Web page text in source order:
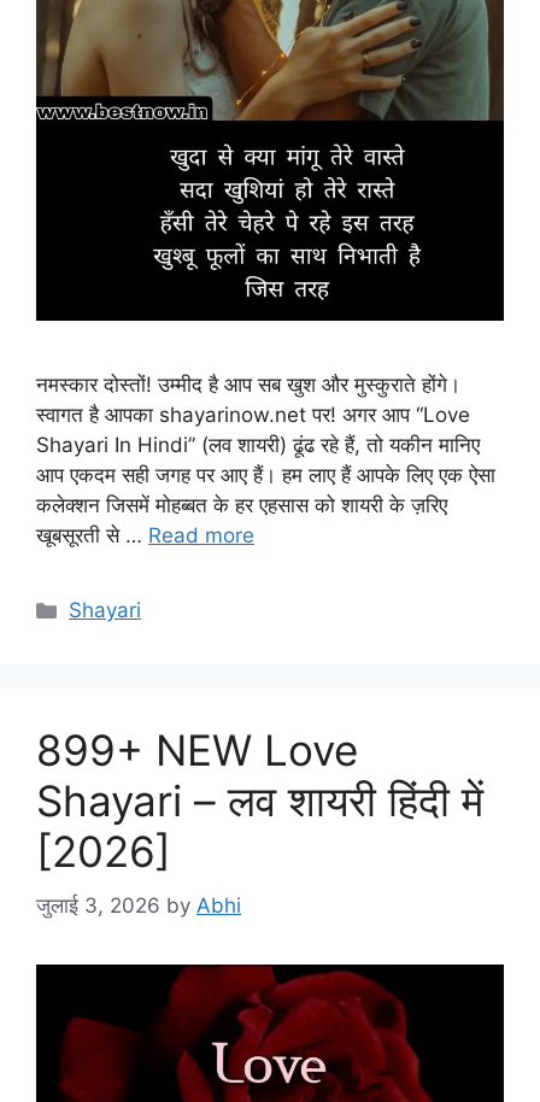
नमस्कार दोस्तों! उम्मीद है आप सब खुश और मुस्कुराते होंगे।
स्वागत है आपका shayarinow.net पर! अगर आप “Love
Shayari In Hindi” (लव शायरी) ढूंढ रहे हैं, तो यकीन मानिए
आप एकदम सही जगह पर आए हैं। हम लाए हैं आपके लिए एक ऐसा
कलेक्शन जिसमें मोहब्बत के हर एहसास को शायरी के ज़रिए
खूबसूरती से … Read more
Categories
Shayari
899+ NEW Love
Shayari – लव शायरी हिंदी में
[2026]
जुलाई 3, 2026 by Abhi